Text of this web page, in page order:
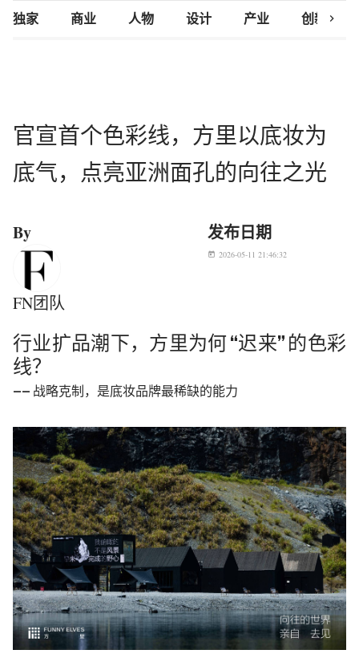
独家 商业 人物 设计 产业 创新研究
chevron_right
官宣首个色彩线，方里以底妆为
底气，点亮亚洲面孔的向往之光
By
FN团队
发布日期
today 2026-05-11 21:46:32
行业扩品潮下，方里为何 “迟来” 的色彩
线？
—— 战略克制，是底妆品牌最稀缺的能力